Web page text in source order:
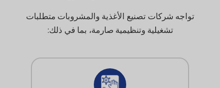
تواجه شركات تصنيع الأغذية والمشروبات متطلبات
تشغيلية وتنظيمية صارمة، بما في ذلك: